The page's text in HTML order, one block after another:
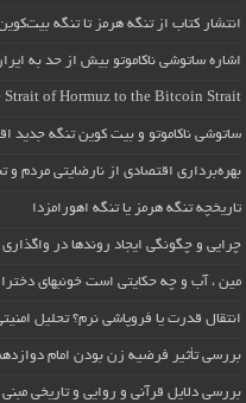
انتشار کتاب از تنگه هرمز تا تنگه
اشاره ساتوشی ناکاموتو بیش از حد به
Strait of Hormuz to the Bitcoin Strait
ساتوشی ناکاموتو و بیت کوین تنگه جدید
بهره‌برداری اقتصادی از نارضایتی مردم
تاریخچه تنگه هرمز یا تنگه اهورامزدا
چرایی و چگونگی ایجاد روندها در
مین ، آب و چه حکایتی است خونبهای
انتقال قدرت یا فروپاشی نرم؟ تحلیل
بررسی تأثیر فرضیه زن بودن امام
بررسی دلایل قرآنی و روایی و تاریخی